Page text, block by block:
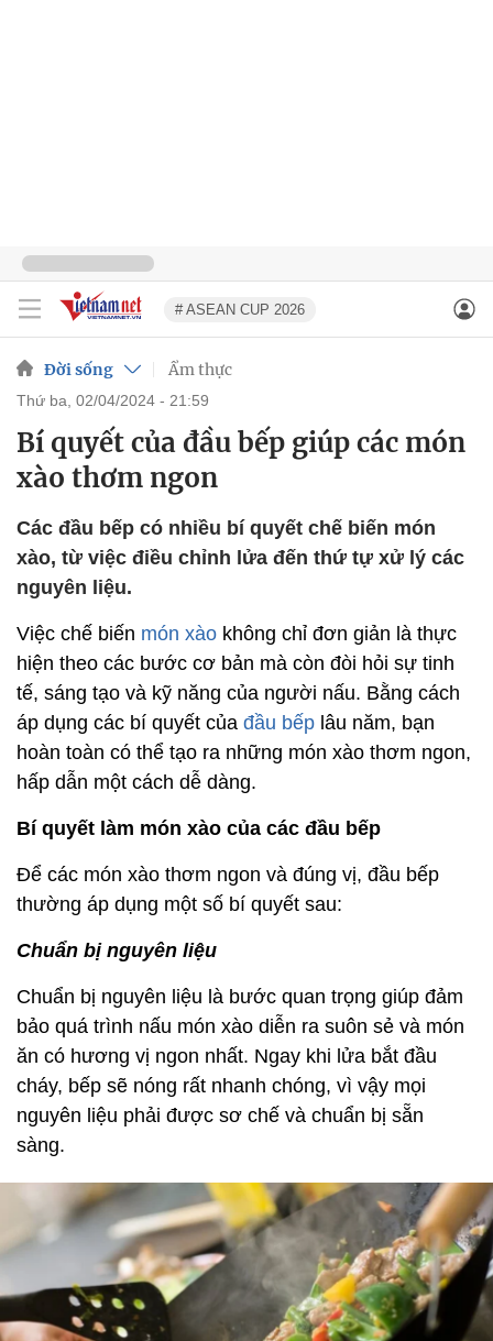
# ASEAN CUP 2026
Đời sống Ẩm thực
thứ ba, 02/04/2024 - 21:59
Bí quyết của đầu bếp giúp các món
xào thơm ngon
Các đầu bếp có nhiều bí quyết chế biến món
xào, từ việc điều chỉnh lửa đến thứ tự xử lý các
nguyên liệu.
Việc chế biến món xào không chỉ đơn giản là thực
hiện theo các bước cơ bản mà còn đòi hỏi sự tinh
tế, sáng tạo và kỹ năng của người nấu. Bằng cách
áp dụng các bí quyết của đầu bếp lâu năm, bạn
hoàn toàn có thể tạo ra những món xào thơm ngon,
hấp dẫn một cách dễ dàng.
Bí quyết làm món xào của các đầu bếp
Để các món xào thơm ngon và đúng vị, đầu bếp
thường áp dụng một số bí quyết sau:
Chuẩn bị nguyên liệu
Chuẩn bị nguyên liệu là bước quan trọng giúp đảm
bảo quá trình nấu món xào diễn ra suôn sẻ và món
ăn có hương vị ngon nhất. Ngay khi lửa bắt đầu
cháy, bếp sẽ nóng rất nhanh chóng, vì vậy mọi
nguyên liệu phải được sơ chế và chuẩn bị sẵn
sàng.